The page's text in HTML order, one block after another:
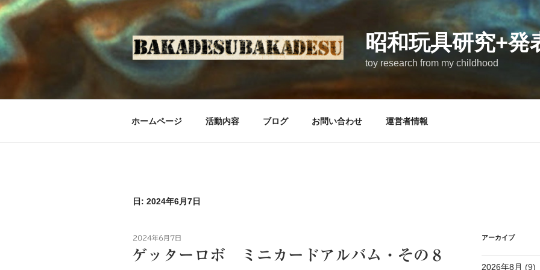
コ
ン
ン
ツ
昭和玩具研究+発
toy research from my childhood
ホームページ 活動内容 ブログ お問い合わせ 運営者情報
日: 2024年6月7日
投
稿
日:
2024年6月7日
ゲッターロボ ミニカードアルバム・その８
アーカイブ
2026年8月 (9)